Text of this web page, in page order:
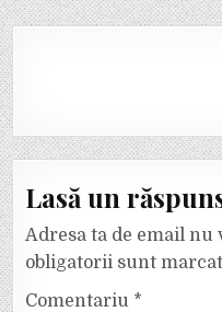
Lasă un
Adresa ta de email nu
obligatorii sunt
Comentariu *